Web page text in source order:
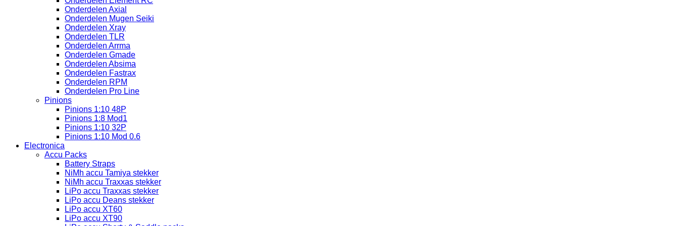
Onderdelen Axial
Onderdelen Mugen Seiki
Onderdelen Xray
Onderdelen TLR
Onderdelen Arrma
Onderdelen Gmade
Onderdelen Absima
Onderdelen Fastrax
Onderdelen RPM
Onderdelen Pro Line
Pinions
Pinions 1:10 48P
Pinions 1:8 Mod1
Pinions 1:10 32P
Pinions 1:10 Mod 0.6
Electronica
Accu Packs
Battery Straps
NiMh accu Tamiya stekker
NiMh accu Traxxas stekker
LiPo accu Traxxas stekker
LiPo accu Deans stekker
LiPo accu XT60
LiPo accu XT90